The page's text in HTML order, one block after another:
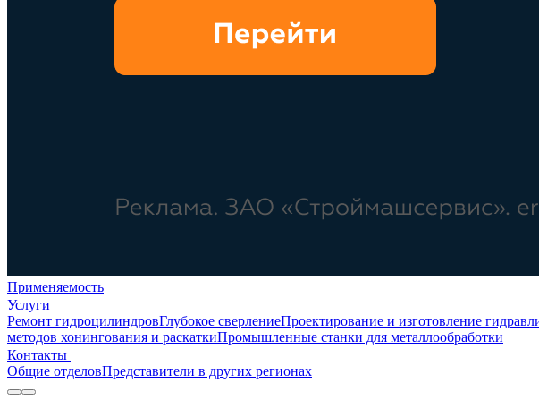
Применяемость
Услуги
Ремонт гидроцилиндровГлубокое сверлениеПроектирование и изготовление
методов хонингования и раскаткиПромышленные станки для металлообработки
Контакты
Общие отделовПредставители в других регионах